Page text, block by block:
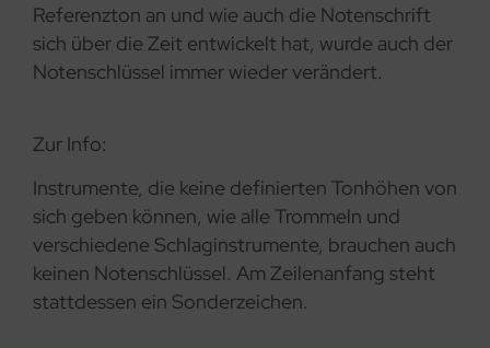
Referenzton an und wie auch die Notenschrift
sich über die Zeit entwickelt hat, wurde auch der
Notenschlüssel immer wieder verändert.
Zur Info:
Instrumente, die keine definierten Tonhöhen von
sich geben können, wie alle Trommeln und
verschiedene Schlaginstrumente, brauchen auch
keinen Notenschlüssel. Am Zeilenanfang steht
stattdessen ein Sonderzeichen.